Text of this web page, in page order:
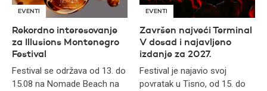
EVENTI
Rekordno interesovanje
za Illusions Montenegro
Festival
Festival se održava od 13. do
15.08 na Nomade Beach na
EVENTI
Završen najveći Terminal
V dosad i najavljeno
izdanje za 2027.
Festival je najavio svoj
povratak u Tisno, od 15. do